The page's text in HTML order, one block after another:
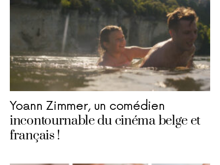
Yoann Zimmer, un comédien
incontournable du cinéma belge et
français !